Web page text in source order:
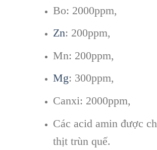
Bo: 2000ppm,
Zn: 200ppm,
Mn: 200ppm,
Mg: 300ppm,
Canxi: 2000ppm,
Các acid amin được
thịt trùn quế.